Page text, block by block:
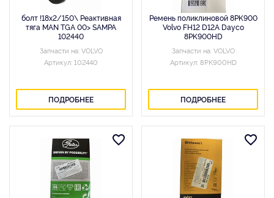
болт !18x2/150\ Реактивная
тяга MAN TGA 00> SAMPA
102440
Запчасти на: VOLVO
Артикул: 102440
ПОДРОБНЕЕ
Ремень поликлиновой 8PK900
Volvo FH12 D12A Dayco
8PK900HD
Запчасти на: VOLVO
Артикул: 8PK900HD
ПОДРОБНЕЕ